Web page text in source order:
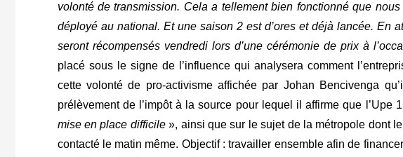
volonté de transmission. Cela a tellement bien fonctionné que
déployé au national. Et une saison 2 est d’ores et déjà lancée. En
seront récompensés vendredi lors d’une cérémonie de prix à
placé sous le signe de l’influence qui analysera comment
cette volonté de pro-activisme affichée par Johan Bencivenga
prélèvement de l’impôt à la source pour lequel il affirme que l’Upe
mise en place difficile», ainsi que sur le sujet de la métropole dont
contacté le matin même. Objectif : travailler ensemble afin de